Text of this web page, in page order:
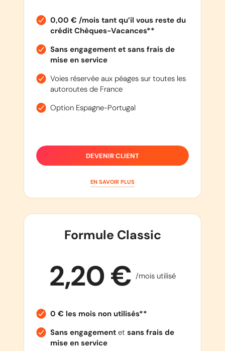
0,00 € /mois tant qu’il vous reste du
crédit Chèques-Vacances**
Sans engagement et sans frais de
mise en service
Voies réservée aux péages sur toutes les
autoroutes de France
Option Espagne-Portugal
DEVENIR CLIENT
EN SAVOIR PLUS
Formule Classic
2,20 € /mois utilisé
0 € les mois non utilisés**
Sans engagementet sans frais de
mise en service